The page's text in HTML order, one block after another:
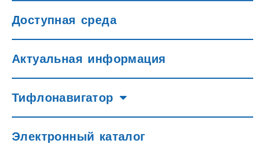
Доступная среда
Актуальная информация
Тифлонавигатор
Электронный каталог